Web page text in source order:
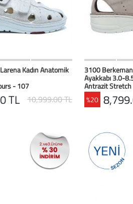
Favorilerim
Kadın Anatomik
- 107
TL 10,999.00 TL
HIZLI
3100
Ayakkabı 3.0-
Antrazit
%20